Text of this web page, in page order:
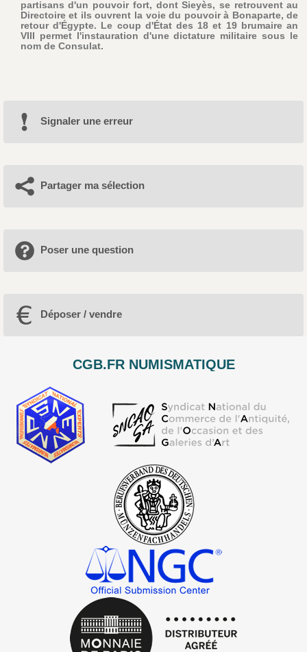
partisans d'un pouvoir fort, dont Sieyès, se retrouvent au
Directoire et ils ouvrent la voie du pouvoir à Bonaparte, de
retour d'Égypte. Le coup d'État des 18 et 19 brumaire an
VIII permet l'instauration d'une dictature militaire sous le
nom de Consulat.
Signaler une erreur
Partager ma sélection
Poser une question
Déposer / vendre
CGB.FR NUMISMATIQUE